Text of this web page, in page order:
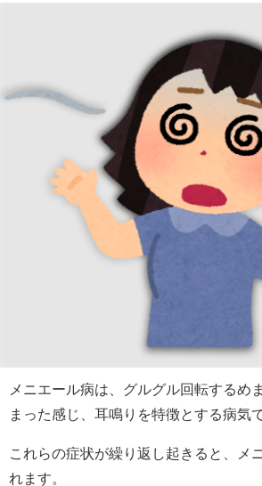
メニエール病は、グルグル回転するめ
まった感じ、耳鳴りを特徴とする病気
これらの症状が繰り返し起きると、メ
れます。